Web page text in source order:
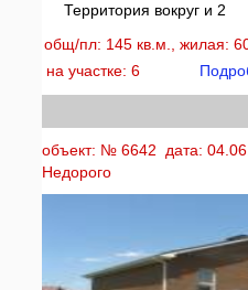
Территория вокруг и 2
общ/пл: 145 кв.м., жилая:
на участке: 6
объект: № 6642 дата:
Недорого